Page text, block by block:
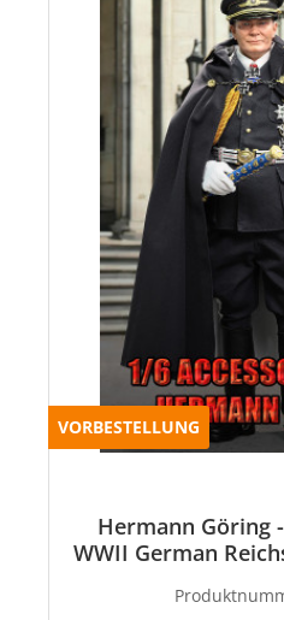
VORBESTELLUNG
Hermann Göring
WWII German